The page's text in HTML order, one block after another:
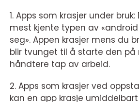
1. Apps som krasjer under
mest kjente typen av
seg». Appen krasjer mens du
blir tvunget til å starte den
håndtere tap av arbeid.
2. Apps som krasjer ved
kan en app krasje